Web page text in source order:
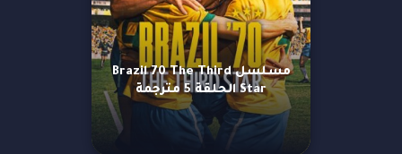
مسلسل Brazil 70 The Third
Star الحلقة 5 مترجمة